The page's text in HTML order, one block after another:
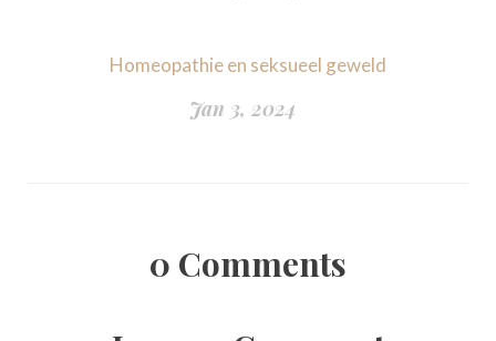
Homeopathie en seksueel geweld
Jan 3, 2024
0 Comments